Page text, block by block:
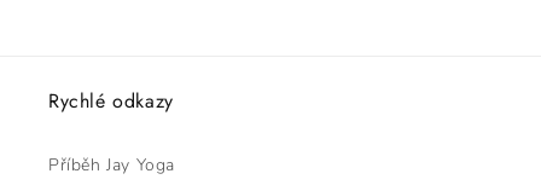
Rychlé odkazy
Příběh Jay Yoga